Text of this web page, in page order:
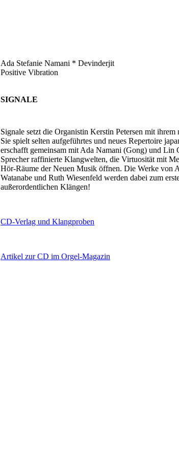
Ada Stefanie Namani * Devinderjit
Positive Vibration
SIGNALE
Signale setzt die Organistin Kerstin Petersen mit
Sie spielt selten aufgeführtes und neues Repertoire
erschafft gemeinsam mit Ada Namani (Gong) und Lin
Sprecher raffinierte Klangwelten, die Virtuosität mit
Hör-Räume der Neuen Musik öffnen. Die Werke von
Watanabe und Ruth Wiesenfeld werden dabei zum
außerordentlichen Klängen!
CD-Verlag und Klangproben
Artikel zur CD im Orgel-Magazin